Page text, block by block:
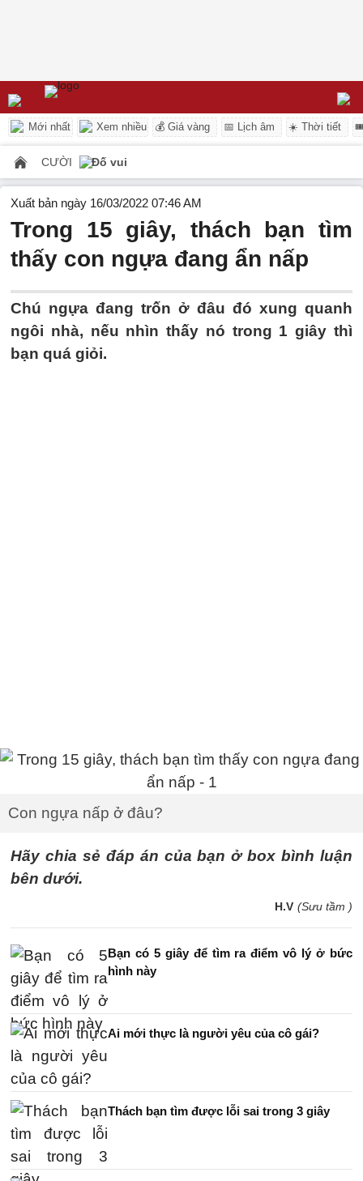
Mới nhất Xem nhiều 💰 Giá vàng 📅 Lịch âm ☀️ Thời tiết
CƯỜI Đố vui
Xuất bản ngày 16/03/2022 07:46 AM
Trong 15 giây, thách bạn tìm
thấy con ngựa đang ẩn nấp
Chú ngựa đang trốn ở đâu đó xung quanh
ngôi nhà, nếu nhìn thấy nó trong 1 giây thì
bạn quá giỏi.
Con ngựa nấp ở đâu?
Hãy chia sẻ đáp án của bạn ở box bình luận
bên dưới.
H.V (Sưu tầm )
Bạn có 5 giây để tìm ra điểm vô lý ở bức
hình này
Ai mới thực là người yêu của cô gái?
Thách bạn tìm được lỗi sai trong 3 giây